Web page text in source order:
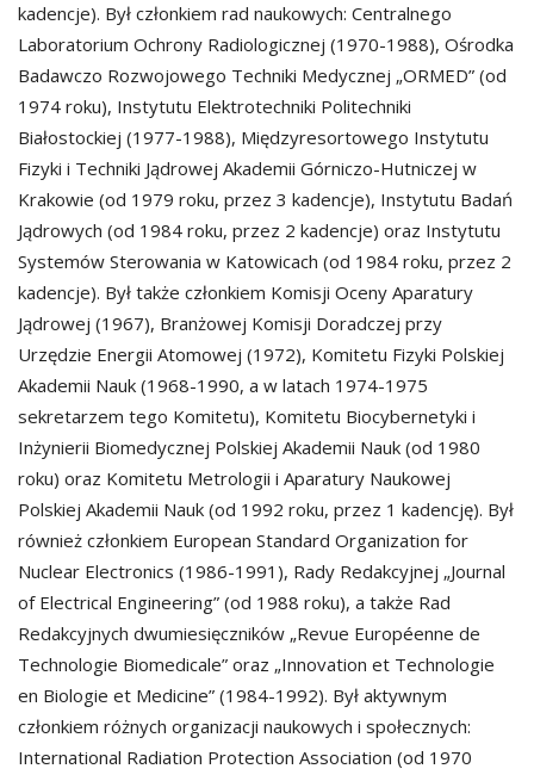
kadencje). Był członkiem rad naukowych: Centralnego
Laboratorium Ochrony Radiologicznej (1970-1988), Ośrodka
Badawczo Rozwojowego Techniki Medycznej „ORMED” (od
1974 roku), Instytutu Elektrotechniki Politechniki
Białostockiej (1977-1988), Międzyresortowego Instytutu
Fizyki i Techniki Jądrowej Akademii Górniczo-Hutniczej w
Krakowie (od 1979 roku, przez 3 kadencje), Instytutu Badań
Jądrowych (od 1984 roku, przez 2 kadencje) oraz Instytutu
Systemów Sterowania w Katowicach (od 1984 roku, przez 2
kadencje). Był także członkiem Komisji Oceny Aparatury
Jądrowej (1967), Branżowej Komisji Doradczej przy
Urzędzie Energii Atomowej (1972), Komitetu Fizyki Polskiej
Akademii Nauk (1968-1990, a w latach 1974-1975
sekretarzem tego Komitetu), Komitetu Biocybernetyki i
Inżynierii Biomedycznej Polskiej Akademii Nauk (od 1980
roku) oraz Komitetu Metrologii i Aparatury Naukowej
Polskiej Akademii Nauk (od 1992 roku, przez 1 kadencję). Był
również członkiem European Standard Organization for
Nuclear Electronics (1986-1991), Rady Redakcyjnej „Journal
of Electrical Engineering” (od 1988 roku), a także Rad
Redakcyjnych dwumiesięczników „Revue Européenne de
Technologie Biomedicale” oraz „Innovation et Technologie
en Biologie et Medicine” (1984-1992). Był aktywnym
członkiem różnych organizacji naukowych i społecznych:
International Radiation Protection Association (od 1970